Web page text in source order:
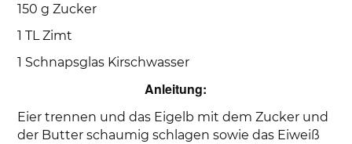
150 g Zucker
1 TL Zimt
1 Schnapsglas Kirschwasser
Anleitung:
Eier trennen und das Eigelb mit dem Zucker und
der Butter schaumig schlagen sowie das Eiweiß